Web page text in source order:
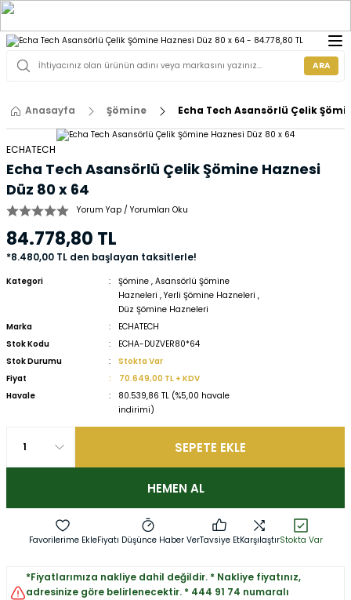
ARA
Anasayfa Şömine Echa Tech Asansörlü Çelik
ECHATECH
Echa Tech Asansörlü Çelik Şömine Haznesi
Düz 80 x 64
Yorum Yap / Yorumları Oku
84.778,80 TL
*8.480,00 TL den başlayan taksitlerle!
Kategori Şömine ,Asansörlü Şömine
Hazneleri ,Yerli Şömine Hazneleri ,
Düz Şömine Hazneleri
Marka
ECHATECH
Stok Kodu
ECHA-DUZVER80*64
Stok Durumu
Stokta Var
Fiyat
70.649,00 TL + KDV
Havale
80.539,86 TL (%5,00 havale
indirimi)
SEPETE EKLE
HEMEN AL
Fiyatı Düşünce Haber VerTavsiye EtKarşılaştırStokta Var
*Fiyatlarımıza nakliye dahil değildir. * Nakliye fiyatınız,
adresinize göre belirlenecektir. * 444 91 74 numaralı